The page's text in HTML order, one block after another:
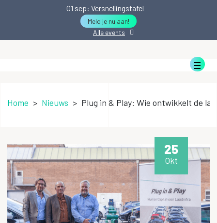
01 sep: Versnellingstafel
Meld je nu aan!
Alle events
Home > Nieuws > Plug in & Play: Wie ontwikkelt de
25
Okt